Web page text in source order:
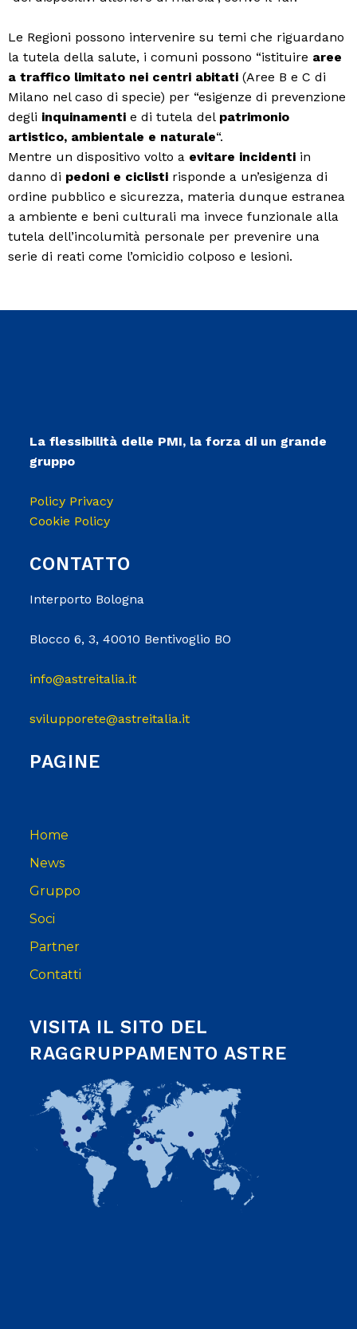
Le Regioni possono intervenire su temi che riguardano
la tutela della salute, i comuni possono “istituire aree
a traffico limitato nei centri abitati (Aree B e C di
Milano nel caso di specie) per “esigenze di prevenzione
degli inquinamenti e di tutela del patrimonio
artistico, ambientale e naturale“.
Mentre un dispositivo volto a evitare incidenti in
danno di pedoni e ciclisti risponde a un’esigenza di
ordine pubblico e sicurezza, materia dunque estranea
a ambiente e beni culturali ma invece funzionale alla
tutela dell’incolumità personale per prevenire una
serie di reati come l’omicidio colposo e lesioni.
La flessibilità delle PMI, la forza di un grande
gruppo
Policy Privacy
Cookie Policy
CONTATTO
Interporto Bologna
Blocco 6, 3, 40010 Bentivoglio BO
info@astreitalia.it
svilupporete@astreitalia.it
PAGINE
Home
News
Gruppo
Soci
Partner
Contatti
VISITA IL SITO DEL
RAGGRUPPAMENTO ASTRE